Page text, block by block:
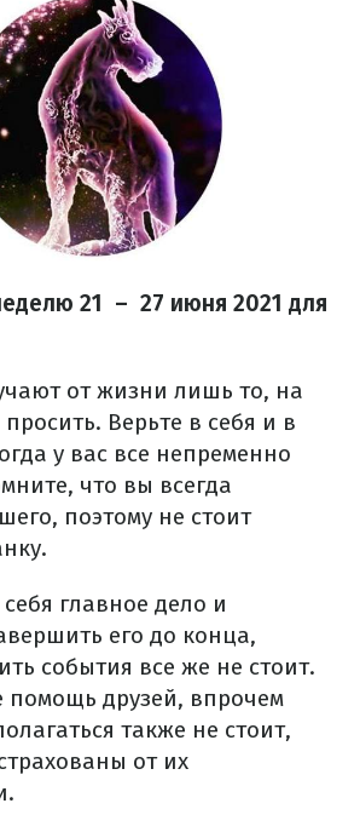
21 – 27 июня 2021 для
от жизни лишь то, на
Верьте в себя и в
у вас все непременно
что вы всегда
поэтому не стоит
главное дело и
его до конца,
события все же не стоит.
помощь друзей, впрочем
также не стоит,
от их